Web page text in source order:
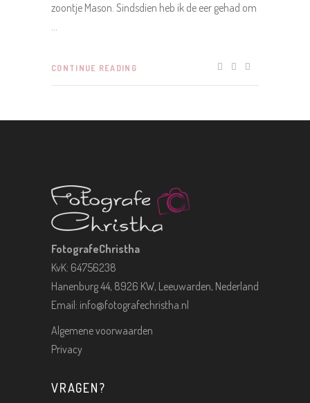
zoontje Mason. Sindsdien heb ik de eer gehad om
CONTINUE READING
FotografeChristha
KvK: 64756238
Hanenburg 44, 8926 KW, Leeuwarden, Nederland
Email: info@fotografechristha.nl
Algemene voorwaarden
Privacy
VRAGEN?